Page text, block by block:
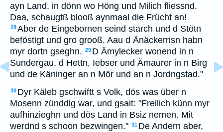
ayn Land, in dönn wo Höng und Milich fliessnd.
Daa, schaugtß blooß aynmaal die Frücht an!
28Aber de Eingebornen seind starch und d Stötn
beföstigt und gro grooß. Aau d Änäckerrisn habn
myr dortn gseghn. 29 D Ämylecker wonend in n
Sundergau, d Hettn, Iebser und Ämaurer in n Birg
und de Käninger an n Mör und an n Jordngstad."
30 Dyr Käleb gschwiftt s Volk, dös was über n
Mosenn zünddig war, und gsait: "Freilich künn myr
aufhinzieghn und dös Land in Bsiz nemen. Mit
werdnd s schoon bezwingen." 31 De Andern aber,